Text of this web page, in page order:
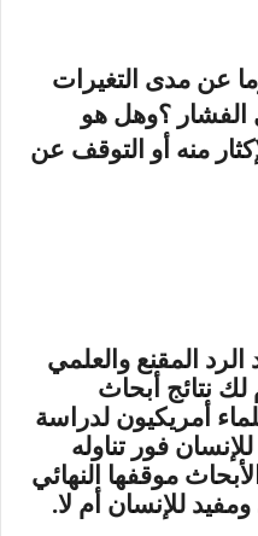
عن مدى التغيرات
الفشار ؟وهل هو
منه أو التوقف عن
المقنع والعلمي
لك نتائج أبحاث
أمريكيون لدراسة
فور تناوله
موقفها النهائي
للإنسان أم لا.